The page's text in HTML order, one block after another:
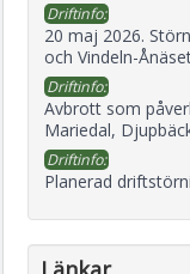
Driftinfo:
20 maj 2026.
och Vindeln-
Driftinfo:
Avbrott som
Mariedal,
Driftinfo:
Planerad